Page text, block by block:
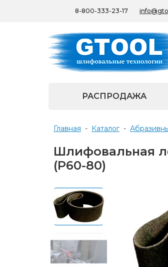
8-800-333-23-17
РАСПРОДАЖА
Главная - Каталог -
Шлифовальная
(Р60-80)